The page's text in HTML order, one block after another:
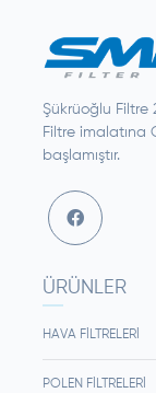
Şükrüoğlu Filtre
Filtre imalatına
başlamıştır.
ÜRÜNLER
HAVA FILTRELERI
POLEN FILTRELERI